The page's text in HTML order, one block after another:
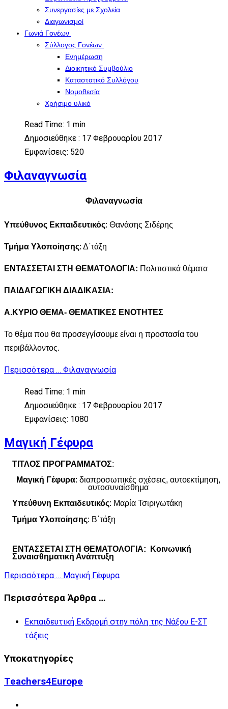
Συνεργασίες με Σχολεία
Διαγωνισμοί
Γωνιά Γονέων
Σύλλογος Γονέων
Ενημέρωση
Διοικητικό Συμβούλιο
Καταστατικό Συλλόγου
Νομοθεσία
Χρήσιμο υλικό
Read Time: 1 min
Δημοσιεύθηκε : 17 Φεβρουαρίου 2017
Εμφανίσεις: 520
Φιλαναγνωσία
Φιλαναγνωσία
Υπεύθυνος Εκπαιδευτικός: Θανάσης Σιδέρης
Τμήμα Υλοποίησης: Δ΄τάξη
ΕΝΤΑΣΣΕΤΑΙ ΣΤΗ ΘΕΜΑΤΟΛΟΓΙΑ: Πολιτιστικά θέματα
ΠΑΙΔΑΓΩΓΙΚΗ ΔΙΑΔΙΚΑΣΙΑ:
Α.ΚΥΡΙΟ ΘΕΜΑ- ΘΕΜΑΤΙΚΕΣ ΕΝΟΤΗΤΕΣ
Το θέμα που θα προσεγγίσουμε είναι η προστασία του
περιβάλλοντος.
Περισσότερα … Φιλαναγνωσία
Read Time: 1 min
Δημοσιεύθηκε : 17 Φεβρουαρίου 2017
Εμφανίσεις: 1080
Μαγική Γέφυρα
ΤΙΤΛΟΣ ΠΡΟΓΡΑΜΜΑΤΟΣ:
Μαγική Γέφυρα: διαπροσωπικές σχέσεις, αυτοεκτίμηση,
αυτοσυναίσθημα
Υπεύθυνη Εκπαιδευτικός: Μαρία Τσιριγωτάκη
Τμήμα Υλοποίησης: Β΄τάξη
ΕΝΤΑΣΣΕΤΑΙ ΣΤΗ ΘΕΜΑΤΟΛΟΓΙΑ:
Κοινωνική
Συναισθηματική Ανάπτυξη
Περισσότερα … Μαγική Γέφυρα
Περισσότερα Άρθρα …
Εκπαιδευτική Εκδρομή στην πόλη της Νάξου Ε-ΣΤ
τάξεις
Υποκατηγορίες
Teachers4Europe